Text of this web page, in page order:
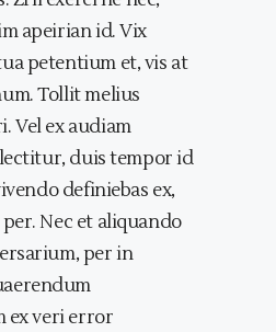
apeirian id. Vix
petentium et, vis at
Tollit melius
Vel ex audiam
duis tempor id
definiebas ex,
Nec et aliquando
per in
ex veri error